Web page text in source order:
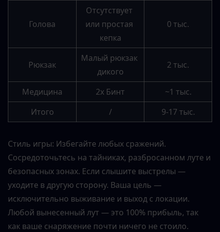
Голова
Отсутствует
или простая
кепка
0 тыс.
Рюкзак
Малый рюкзак
дикого
2 тыс.
Медицина 2x Бинт
~1 тыс.
Итого
/ 9-17 тыс.
Стиль игры: Избегайте любых сражений.
Сосредоточьтесь на тайниках, разбросанном луте и
безопасных зонах. Если слышите выстрелы —
уходите в другую сторону. Ваша цель —
исключительно выживание и выход с локации.
Любой вынесенный лут — это 100% прибыль, так
как ваше снаряжение почти ничего не стоило.